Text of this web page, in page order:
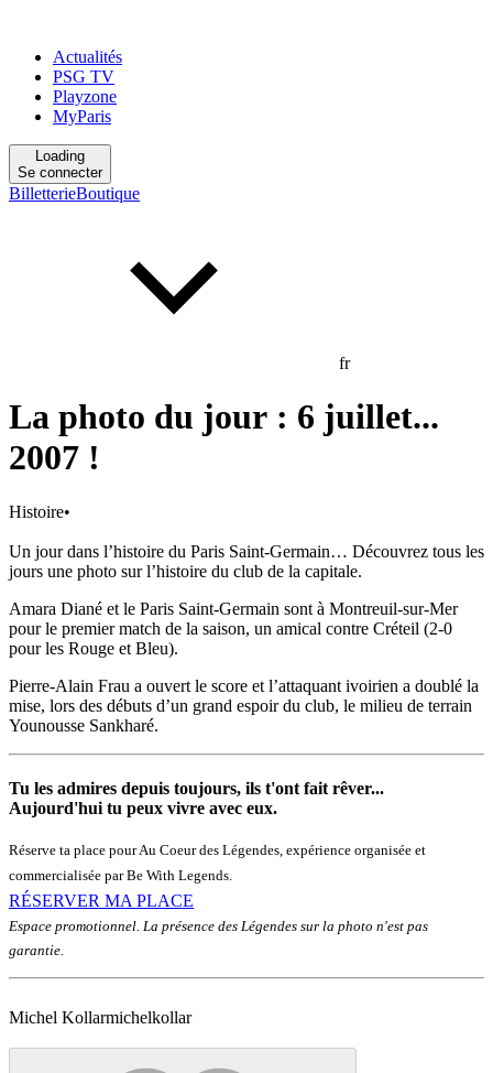
Actualités
PSG TV
Playzone
MyParis
Loading
Se connecter
BilletterieBoutique
fr
La photo du jour : 6 juillet...
2007 !
Histoire•
Un jour dans l’histoire du Paris Saint-Germain… Découvrez tous les
jours une photo sur l’histoire du club de la capitale.
Amara Diané et le Paris Saint-Germain sont à Montreuil-sur-Mer
pour le premier match de la saison, un amical contre Créteil (2-0
pour les Rouge et Bleu).
Pierre-Alain Frau a ouvert le score et l’attaquant ivoirien a doublé la
mise, lors des débuts d’un grand espoir du club, le milieu de terrain
Younousse Sankharé.
Tu les admires depuis toujours, ils t'ont fait rêver...
Aujourd'hui tu peux vivre avec eux.
Réserve ta place pour Au Coeur des Légendes, expérience organisée et
commercialisée par Be With Legends.
RÉSERVER MA PLACE
Espace promotionnel. La présence des Légendes sur la photo n'est pas
garantie.
Michel Kollarmichelkollar